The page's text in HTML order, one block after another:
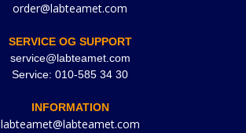
order@labteamet.com
SERVICE OG SUPPORT
service@labteamet.com
Service: 010-585 34 30
INFORMATION
labteamet@labteamet.com